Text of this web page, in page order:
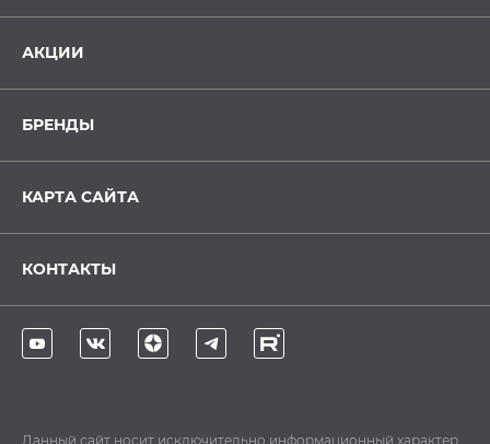
АКЦИИ
БРЕНДЫ
КАРТА САЙТА
КОНТАКТЫ
Данный сайт носит исключительно информационный характер